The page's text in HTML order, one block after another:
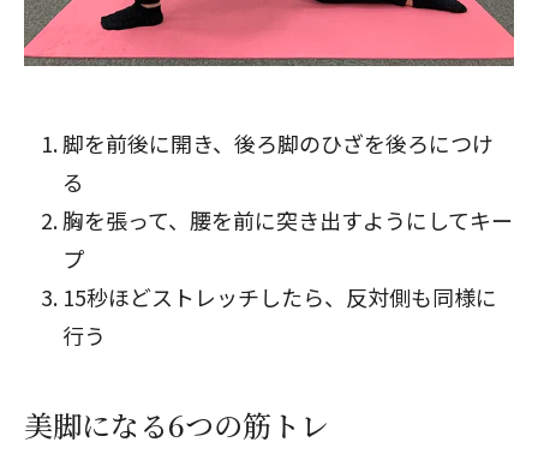
脚を前後に開き、後ろ脚のひざを後ろにつけ
る
胸を張って、腰を前に突き出すようにしてキー
プ
15秒ほどストレッチしたら、反対側も同様に
行う
美脚になる6つの筋トレ